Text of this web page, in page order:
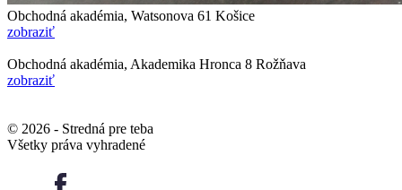
Obchodná akadémia, Watsonova 61 Košice
zobraziť
Obchodná akadémia, Akademika Hronca 8 Rožňava
zobraziť
© 2026 - Stredná pre teba
Všetky práva vyhradené